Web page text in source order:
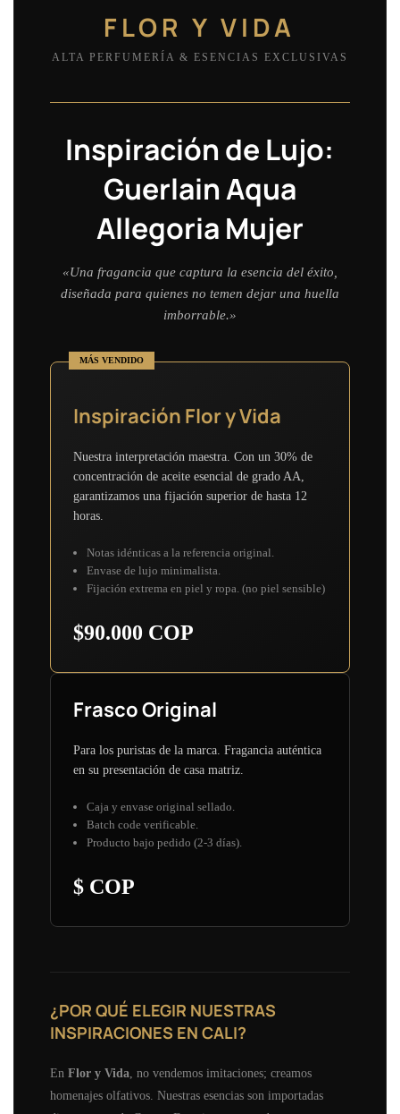
FLOR Y VIDA
ALTA PERFUMERÍA & ESENCIAS EXCLUSIVAS
Inspiración de Lujo:
Guerlain Aqua
Allegoria Mujer
«Una fragancia que captura la esencia del éxito,
diseñada para quienes no temen dejar una huella
imborrable.»
MÁS VENDIDO
Inspiración Flor y Vida
Nuestra interpretación maestra. Con un 30% de
concentración de aceite esencial de grado AA,
garantizamos una fijación superior de hasta 12
horas.
Notas idénticas a la referencia original.
Envase de lujo minimalista.
Fijación extrema en piel y ropa. (no piel sensible)
$90.000 COP
Frasco Original
Para los puristas de la marca. Fragancia auténtica
en su presentación de casa matriz.
Caja y envase original sellado.
Batch code verificable.
Producto bajo pedido (2-3 días).
$ COP
¿POR QUÉ ELEGIR NUESTRAS
INSPIRACIONES EN CALI?
En Flor y Vida , no vendemos imitaciones; creamos
homenajes olfativos. Nuestras esencias son importadas